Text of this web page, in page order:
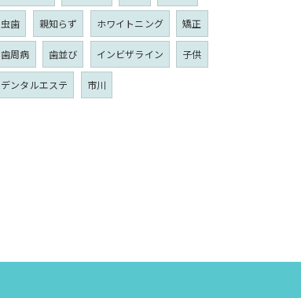
虫歯 親知らず ホワイトニング 矯正
歯周病 歯並び インビザライン 子供
デンタルエステ 市川